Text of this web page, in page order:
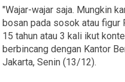
"Wajar-wajar saja. Mungkin
bosan pada sosok atau figur
15 tahun atau 3 kali ikut
berbincang dengan Kantor
Jakarta, Senin (13/12).